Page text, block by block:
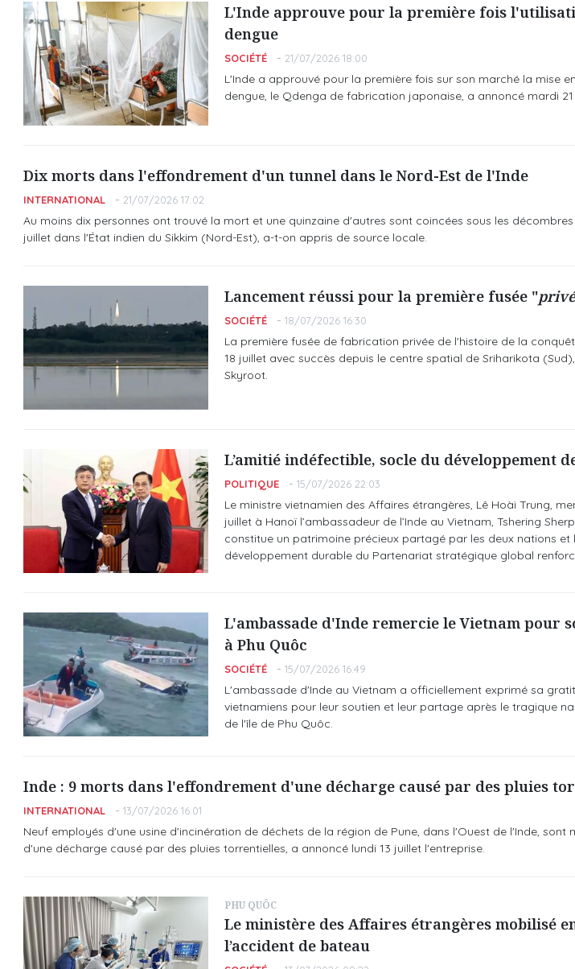
L'Inde approuve pour la première fois
dengue
SOCIÉTÉ 21/07/2026 18:00
L'Inde a approuvé pour la première fois sur son marché la mise
dengue, le Qdenga de fabrication japonaise, a annoncé mardi
Dix morts dans l'effondrement d'un tunnel dans le Nord-Est de l'Inde
INTERNATIONAL 21/07/2026 17:02
Au moins dix personnes ont trouvé la mort et une quinzaine d'autres sont coincées sous les
juillet dans l'État indien du Sikkim (Nord-Est), a-t-on appris de source locale.
Lancement réussi pour la première fusée "
SOCIÉTÉ 18/07/2026 16:30
La première fusée de fabrication privée de l'histoire de la
18 juillet avec succès depuis le centre spatial de Sriharikota
Skyroot.
L’amitié indéfectible, socle du développement
POLITIQUE 15/07/2026 22:03
Le ministre vietnamien des Affaires étrangères, Lê Hoài Trung,
juillet à Hanoï l’ambassadeur de l’Inde au Vietnam, Tshering
constitue un patrimoine précieux partagé par les deux nations et
développement durable du Partenariat stratégique global
L'ambassade d'Inde remercie le Vietnam pour
à Phu Quôc
SOCIÉTÉ 15/07/2026 16:49
L'ambassade d'Inde au Vietnam a officiellement exprimé sa
vietnamiens pour leur soutien et leur partage après le tragique
de l'île de Phu Quôc.
Inde : 9 morts dans l'effondrement d'une décharge causé par des pluies
INTERNATIONAL 13/07/2026 16:01
Neuf employés d'une usine d'incinération de déchets de la région de Pune, dans l'Ouest de l'Inde,
d'une décharge causé par des pluies torrentielles, a annoncé lundi 13 juillet l'entreprise.
PHU QUÔC
Le ministère des Affaires étrangères mobilisé
l’accident de bateau